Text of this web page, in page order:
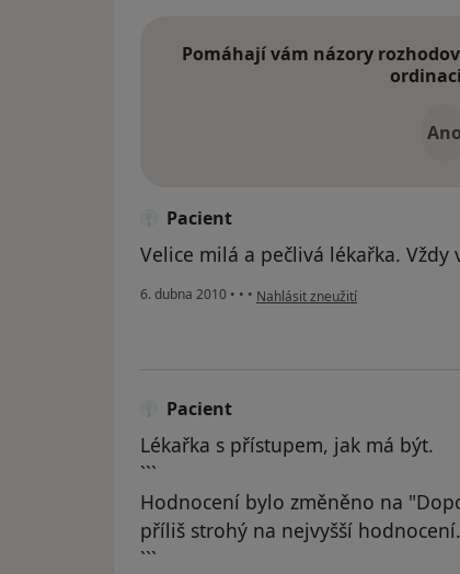
Pomáhají vám názory
Ano
Pacient
Velice milá a pečlivá lékařka. Vždy
6. dubna 2010 • • • podle názoru uživatele Pacient
Nahlásit zneužití
Pacient
Lékařka s přístupem, jak má být.
```
Hodnocení bylo změněno na
příliš strohý na nejvyšší hodnocení.
```